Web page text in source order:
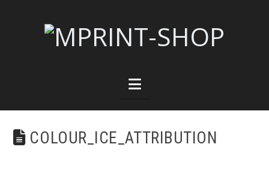
Navigation
COLOUR_ICE_ATTRIBUTION